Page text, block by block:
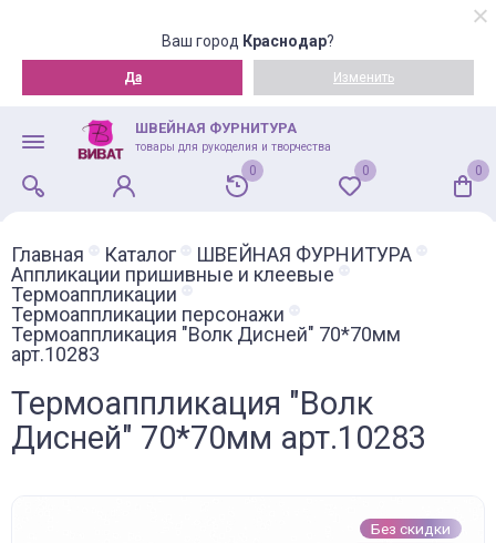
Ваш город Краснодар?
Да Изменить
ШВЕЙНАЯ ФУРНИТУРА
товары для рукоделия и творчества
0 0 0
Главная Каталог
ШВЕЙНАЯ ФУРНИТУРА
Аппликации пришивные и клеевые
Термоаппликации
Термоаппликации персонажи
Термоаппликация "Волк Дисней" 70*70мм
арт.10283
Термоаппликация "Волк
Дисней" 70*70мм арт.10283
Без скидки